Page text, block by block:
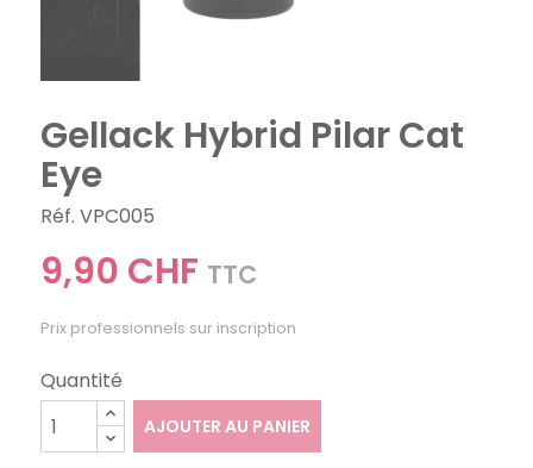
Gellack Hybrid Pilar Cat
Eye
Réf. VPC005
9,90 CHF TTC
Prix professionnels sur inscription
Quantité
AJOUTER AU PANIER